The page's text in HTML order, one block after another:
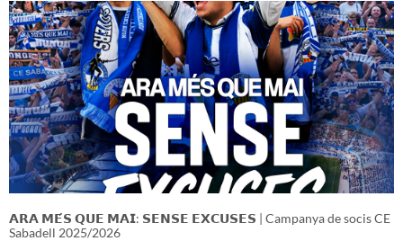
𝗔𝗥𝗔 𝗠𝗘́𝗦 𝗤𝗨𝗘 𝗠𝗔𝗜: 𝗦𝗘𝗡𝗦𝗘 𝗘𝗫𝗖𝗨𝗦𝗘𝗦 | Campanya de socis CE
Sabadell 2025/2026